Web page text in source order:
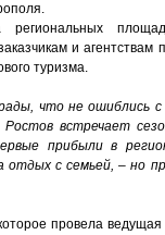
региональных
и агентствам
туризма.
что не ошиблись
Ростов встречает
прибыли в
отдых с семьей, – но
провела